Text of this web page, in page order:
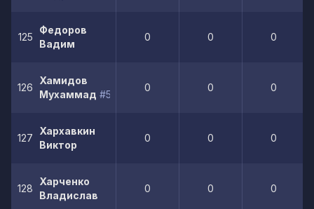
125
Федоров
Вадим
0 0 0
126
Хамидов
Мухаммад #5
0 0 0
127
Хархавкин
Виктор
0 0 0
128
Харченко
Владислав
0 0 0